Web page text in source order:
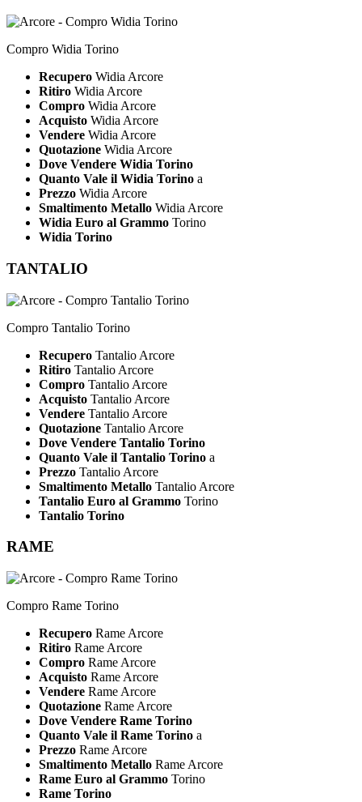
Compro Widia Torino
Recupero Widia Arcore
Ritiro Widia Arcore
Compro Widia Arcore
Acquisto Widia Arcore
Vendere Widia Arcore
Quotazione Widia Arcore
Dove Vendere Widia Torino
Quanto Vale il Widia Torino a
Prezzo Widia Arcore
Smaltimento Metallo Widia Arcore
Widia Euro al Grammo Torino
Widia Torino
TANTALIO
Compro Tantalio Torino
Recupero Tantalio Arcore
Ritiro Tantalio Arcore
Compro Tantalio Arcore
Acquisto Tantalio Arcore
Vendere Tantalio Arcore
Quotazione Tantalio Arcore
Dove Vendere Tantalio Torino
Quanto Vale il Tantalio Torino a
Prezzo Tantalio Arcore
Smaltimento Metallo Tantalio Arcore
Tantalio Euro al Grammo Torino
Tantalio Torino
RAME
Compro Rame Torino
Recupero Rame Arcore
Ritiro Rame Arcore
Compro Rame Arcore
Acquisto Rame Arcore
Vendere Rame Arcore
Quotazione Rame Arcore
Dove Vendere Rame Torino
Quanto Vale il Rame Torino a
Prezzo Rame Arcore
Smaltimento Metallo Rame Arcore
Rame Euro al Grammo Torino
Rame Torino